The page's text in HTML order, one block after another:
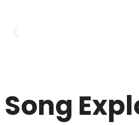
Song